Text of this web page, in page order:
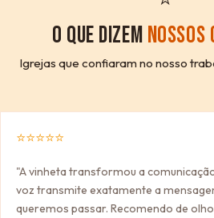
O QUE DIZEM NOSSOS
Igrejas que confiaram no nosso
⭐⭐⭐⭐⭐
"A vinheta transformou a
voz transmite exatamente a
queremos passar. Recomendo de